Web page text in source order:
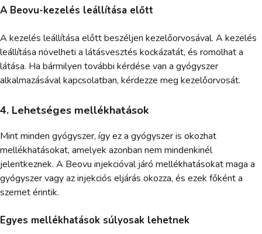
A Beovu-kezelés leállítása előtt
A kezelés leállítása előtt beszéljen kezelőorvosával. A kezelés
leállítása növelheti a látásvesztés kockázatát, és romolhat a
látása. Ha bármilyen további kérdése van a gyógyszer
alkalmazásával kapcsolatban, kérdezze meg kezelőorvosát.
4. Lehetséges mellékhatások
Mint minden gyógyszer, így ez a gyógyszer is okozhat
mellékhatásokat, amelyek azonban nem mindenkinél
jelentkeznek. A Beovu injekcióval járó mellékhatásokat maga a
gyógyszer vagy az injekciós eljárás okozza, és ezek főként a
szemet érintik.
Egyes mellékhatások súlyosak lehetnek